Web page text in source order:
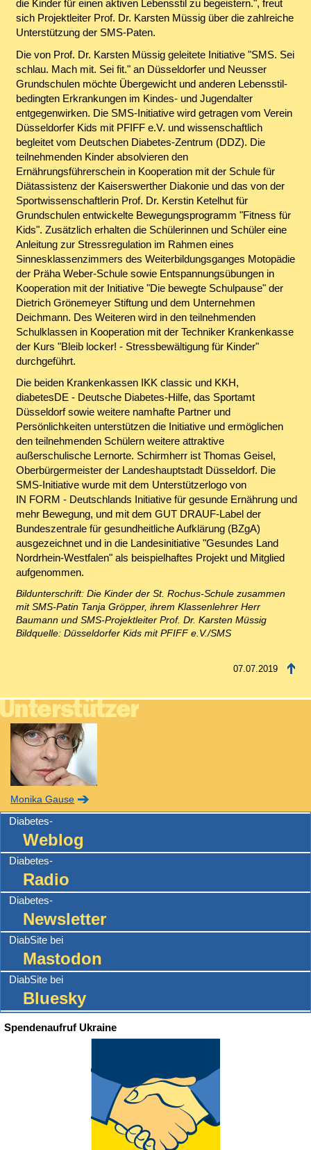
die Kinder für einen aktiven Lebensstil zu begeistern.", freut
sich Projektleiter Prof. Dr. Karsten Müssig über die zahlreiche
Unterstützung der SMS-Paten.
Die von Prof. Dr. Karsten Müssig geleitete Initiative "SMS. Sei
schlau. Mach mit. Sei fit." an Düsseldorfer und Neusser
Grundschulen möchte Übergewicht und anderen Lebensstil-
bedingten Erkrankungen im Kindes- und Jugendalter
entgegenwirken. Die SMS-Initiative wird getragen vom Verein
Düsseldorfer Kids mit PFIFF e.V. und wissenschaftlich
begleitet vom Deutschen Diabetes-Zentrum (DDZ). Die
teilnehmenden Kinder absolvieren den
Ernährungsführerschein in Kooperation mit der Schule für
Diätassistenz der Kaiserswerther Diakonie und das von der
Sportwissenschaftlerin Prof. Dr. Kerstin Ketelhut für
Grundschulen entwickelte Bewegungsprogramm "Fitness für
Kids". Zusätzlich erhalten die Schülerinnen und Schüler eine
Anleitung zur Stressregulation im Rahmen eines
Sinnesklassenzimmers des Weiterbildungsganges Motopädie
der Präha Weber-Schule sowie Entspannungsübungen in
Kooperation mit der Initiative "Die bewegte Schulpause" der
Dietrich Grönemeyer Stiftung und dem Unternehmen
Deichmann. Des Weiteren wird in den teilnehmenden
Schulklassen in Kooperation mit der Techniker Krankenkasse
der Kurs "Bleib locker! - Stressbewältigung für Kinder"
durchgeführt.
Die beiden Krankenkassen IKK classic und KKH,
diabetesDE - Deutsche Diabetes-Hilfe, das Sportamt
Düsseldorf sowie weitere namhafte Partner und
Persönlichkeiten unterstützen die Initiative und ermöglichen
den teilnehmenden Schülern weitere attraktive
außerschulische Lernorte. Schirmherr ist Thomas Geisel,
Oberbürgermeister der Landeshauptstadt Düsseldorf. Die
SMS-Initiative wurde mit dem Unterstützerlogo von
IN FORM - Deutschlands Initiative für gesunde Ernährung und
mehr Bewegung, und mit dem GUT DRAUF-Label der
Bundeszentrale für gesundheitliche Aufklärung (BZgA)
ausgezeichnet und in die Landesinitiative "Gesundes Land
Nordrhein-Westfalen" als beispielhaftes Projekt und Mitglied
aufgenommen.
Bildunterschrift: Die Kinder der St. Rochus-Schule zusammen
mit SMS-Patin Tanja Gröpper, ihrem Klassenlehrer Herr
Baumann und SMS-Projektleiter Prof. Dr. Karsten Müssig
Bildquelle: Düsseldorfer Kids mit PFIFF e.V./SMS
07.07.2019
Monika Gause
Diabetes-
Weblog
Diabetes-
Radio
Diabetes-
Newsletter
DiabSite bei
Mastodon
DiabSite bei
Bluesky
Spendenaufruf Ukraine